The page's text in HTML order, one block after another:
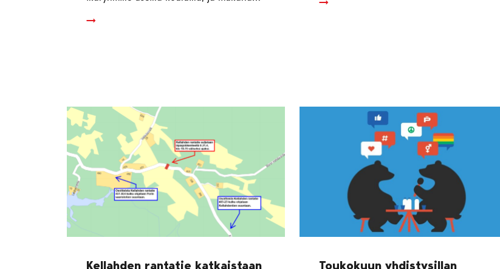
Kellahden rantatie katkaistaan
Toukokuun yhdistysillan